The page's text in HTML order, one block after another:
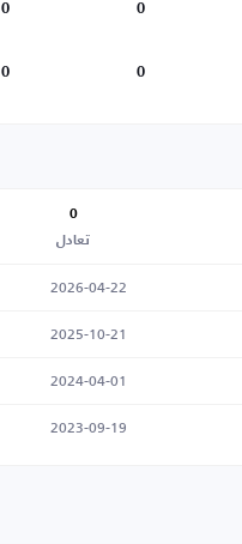
0
0
0
0
0
تعادل
2026-04-22
2025-10-21
2024-04-01
2023-09-19